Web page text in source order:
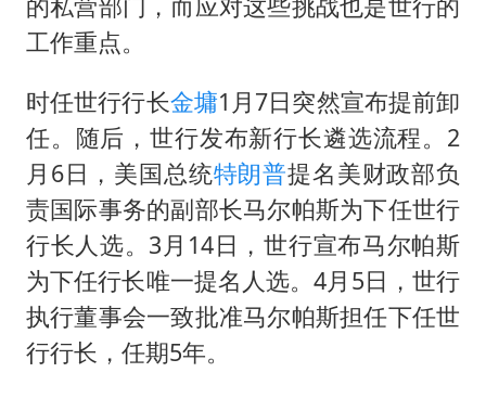
的私营部门，而应对这些挑战也是世行的
工作重点。
时任世行行长金墉1月7日突然宣布提前卸
任。随后，世行发布新行长遴选流程。2
月6日，美国总统特朗普提名美财政部负
责国际事务的副部长马尔帕斯为下任世行
行长人选。3月14日，世行宣布马尔帕斯
为下任行长唯一提名人选。4月5日，世行
执行董事会一致批准马尔帕斯担任下任世
行行长，任期5年。